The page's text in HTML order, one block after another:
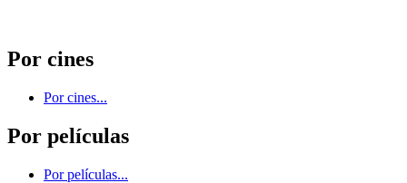
Por cines
Por cines...
Por películas
Por películas...